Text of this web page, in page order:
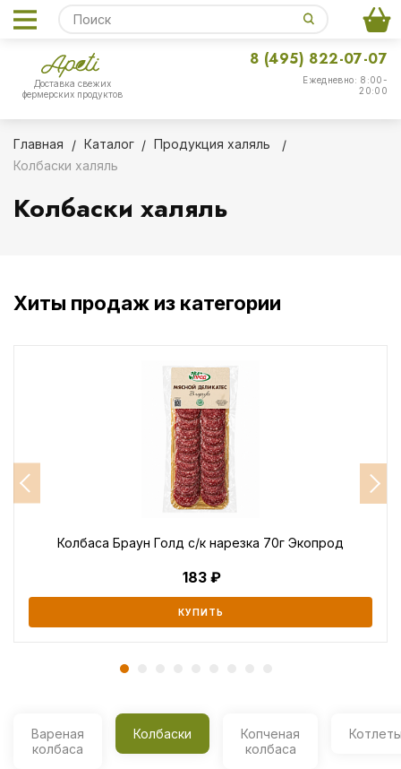
Доставка свежих
фермерских продуктов
Ежедневно: 8:00-
20:00
8 (495) 822-07-07
Главная Каталог
Продукция халяль
Колбаски халяль
Колбаски халяль
Хиты продаж из категории
Колбаса Браун Голд с/к нарезка 70г Экопрод
183
КУПИТЬ
Вареная
колбаса
Колбаски
Копченая
колбаса